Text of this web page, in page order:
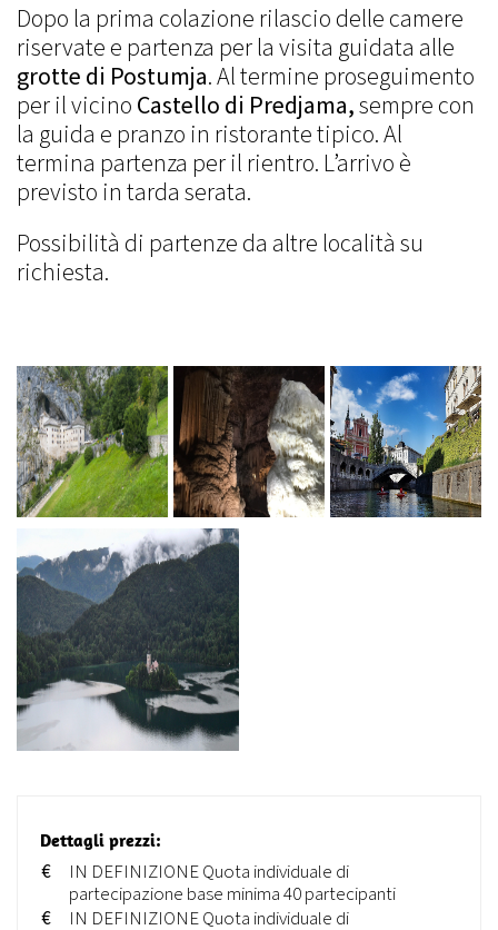
Dopo la prima colazione rilascio delle camere
riservate e partenza per la visita guidata alle
grotte di Postumja. Al termine proseguimento
per il vicinoCastello di Predjama,sempre con
la guida e pranzo in ristorante tipico. Al
termina partenza per il rientro. L’arrivo è
previsto in tarda serata.
Possibilità di partenze da altre località su
richiesta.
Dettagli prezzi:
€
IN DEFINIZIONE Quota individuale di
partecipazione base minima 40 partecipanti
€
IN DEFINIZIONE Quota individuale di